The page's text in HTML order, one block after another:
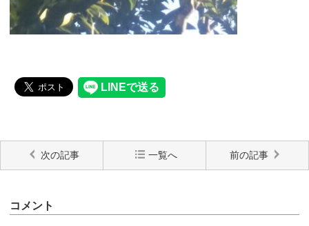
次の記事 一覧へ 前の記事
コメント